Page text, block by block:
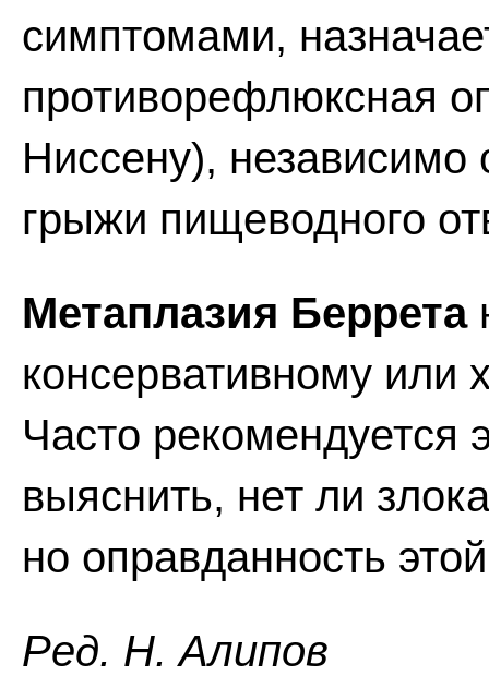
симптомами,
противорефлюксная
Ниссену), независимо
грыжи пищеводного
Метаплазия Беррета
консервативному или
Часто рекомендуется
выяснить, нет ли
но оправданность
Ред. Н. Алипов